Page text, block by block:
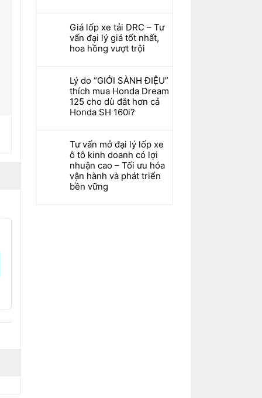
Giá lốp xe tải DRC – Tư
vấn đại lý giá tốt nhất,
hoa hồng vượt trội
Lý do “GIỚI SÀNH ĐIỆU”
thích mua Honda Dream
125 cho dù đắt hơn cả
Honda SH 160i?
Tư vấn mở đại lý lốp xe
ô tô kinh doanh có lợi
nhuận cao – Tối ưu hóa
vận hành và phát triển
bền vững